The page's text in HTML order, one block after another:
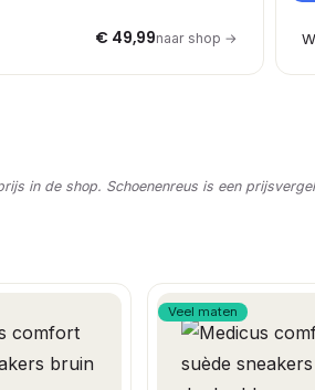
€ 49,99naar shop →
in de shop. Schoenenreus is een
Veel maten